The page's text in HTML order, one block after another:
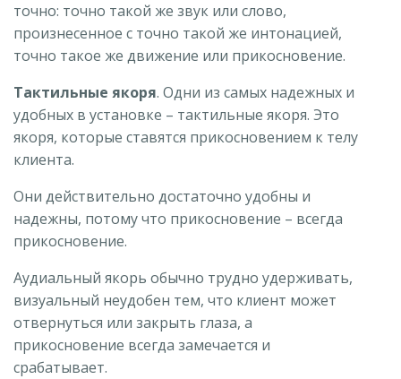
точно: точно такой же звук или слово,
произнесенное с точно такой же интонацией,
точно такое же движение или прикосновение.
Тактильные якоря. Одни из самых надежных и
удобных в установке – тактильные якоря. Это
якоря, которые ставятся прикосновением к телу
клиента.
Они действительно достаточно удобны и
надежны, потому что прикосновение – всегда
прикосновение.
Аудиальный якорь обычно трудно удерживать,
визуальный неудобен тем, что клиент может
отвернуться или закрыть глаза, а
прикосновение всегда замечается и
срабатывает.